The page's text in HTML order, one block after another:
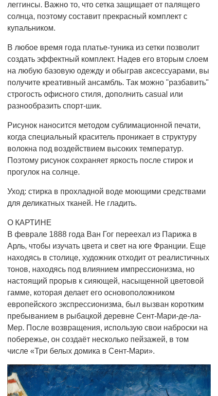
леггинсы. Важно то, что сетка защищает от палящего
солнца, поэтому составит прекрасный комплект с
купальником.
В любое время года платье-туника из сетки позволит
создать эффектный комплект. Надев его вторым слоем
на любую базовую одежду и обыграв аксессуарами, вы
получите креативный ансамбль. Так можно "разбавить"
строгость офисного стиля, дополнить casual или
разнообразить спорт-шик.
Рисунок наносится методом сублимационной печати,
когда специальный краситель проникает в структуру
волокна под воздействием высоких температур.
Поэтому рисунок сохраняет яркость после стирок и
прогулок на солнце.
Уход: стирка в прохладной воде моющими средствами
для деликатных тканей. Не гладить.
О КАРТИНЕ
В феврале 1888 года Ван Гог переехал из Парижа в
Арль, чтобы изучать цвета и свет на юге Франции. Еще
находясь в столице, художник отходит от реалистичных
тонов, находясь под влиянием импрессионизма, но
настоящий прорыв к сияющей, насыщенной цветовой
гамме, которая делает его основоположником
европейского экспрессионизма, был вызван коротким
пребыванием в рыбацкой деревне Сент-Мари-де-ла-
Мер. После возвращения, использую свои наброски на
побережье, он создаёт несколько пейзажей, в том
числе «Три белых домика в Сент-Мари».